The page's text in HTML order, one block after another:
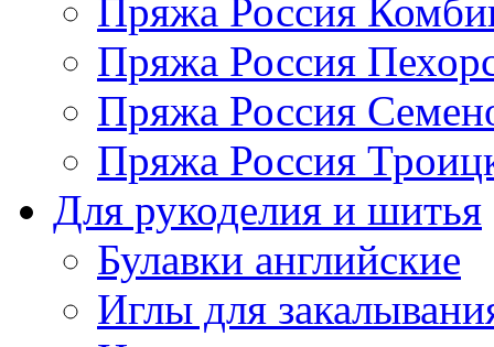
Пряжа Россия
Пряжа Россия
Пряжа Россия
Пряжа Россия
Для рукоделия и шитья
Булавки английские
Иглы для